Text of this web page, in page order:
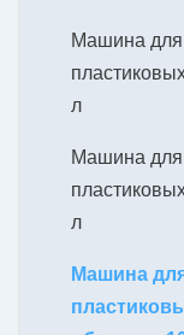
Машина
л
Машина
л
Машина